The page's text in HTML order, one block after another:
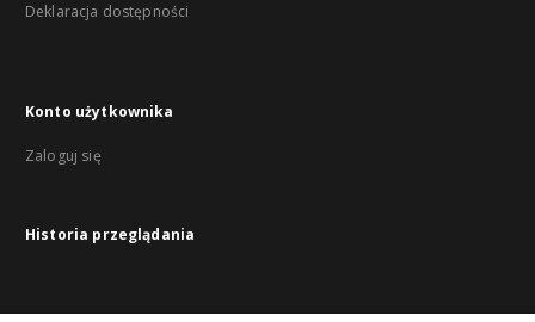
Deklaracja dostępności
Konto użytkownika
Zaloguj się
Historia przeglądania